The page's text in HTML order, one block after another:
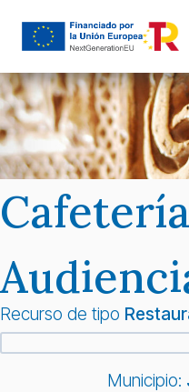
Cafetería
Recurso de tipo
Municipio: